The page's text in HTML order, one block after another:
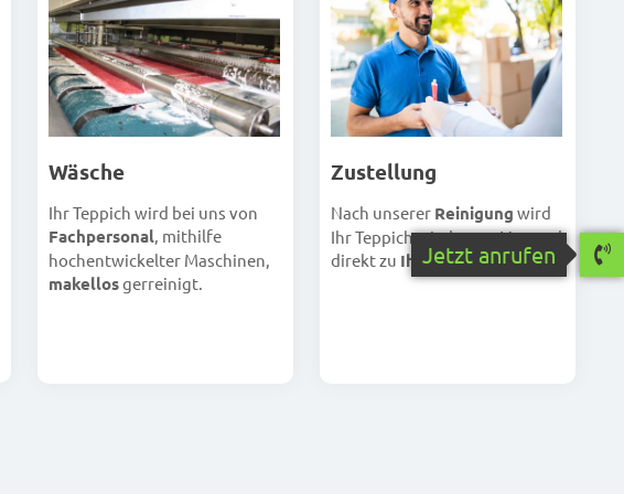
Wäsche
Ihr Teppich wird bei uns von
Fachpersonal, mithilfe
hochentwickelter Maschinen,
makellosgerreinigt.
Zustellung
Nach unserer Reinigung wird
Ihr Teppich wieder per Versand
direkt zu Ihnengeschickt.
Jetzt anrufen